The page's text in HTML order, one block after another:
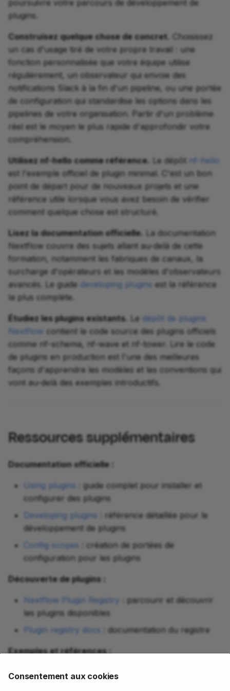
poursuivre votre parcours de développement de
plugins.
Construisez quelque chose de concret.
Choisissez
un cas d'usage tiré de votre propre travail : une
fonction personnalisée que votre équipe utilise
régulièrement, un observateur qui envoie des
notifications Slack à la fin d'un pipeline, ou une portée
de configuration qui standardise les options dans les
pipelines de votre organisation. Partir d'un problème
réel est le moyen le plus rapide d'approfondir votre
compréhension.
Utilisez nf-hello comme référence. Le dépôt nf-hello
est l'exemple officiel de plugin minimal. C'est un bon
point de départ pour de nouveaux projets et une
référence utile lorsque vous avez besoin de vérifier
comment quelque chose est structuré.
Lisez la documentation officielle.
La documentation
Nextflow couvre des sujets allant au-delà de cette
formation, notamment les fabriques de canaux, la
surcharge d'opérateurs et les modèles d'observateurs
avancés. Le guide
developing plugins est la référence
la plus complète.
Étudiez les plugins existants. Le
dépôt de plugins
Nextflow contient le code source des plugins officiels
comme nf-schema, nf-wave et nf-tower. Lire le code
de plugins en production est l'une des meilleures
façons d'apprendre les modèles et les conventions qui
vont au-delà des exemples introductifs.
Ressources supplémentaires
Documentation officielle :
Using plugins : guide complet pour installer et
configurer des plugins
Developing plugins : référence détaillée pour le
développement de plugins
Config scopes : création de portées de
configuration pour les plugins
Découverte de plugins :
Nextflow Plugin Registry : parcourir et découvrir
les plugins disponibles
Plugin registry docs : documentation du registre
Exemples et références :
nf-hello
: exemple de plugin simple (excellent
Consentement aux cookies